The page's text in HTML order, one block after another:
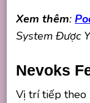
Xem thêm:
System Được
Nevoks
Vị trí tiếp theo